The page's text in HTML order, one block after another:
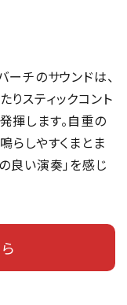
チのサウンドは、
スティックコント
揮します。自重の
らしやすくまとま
良い演奏」を感じ